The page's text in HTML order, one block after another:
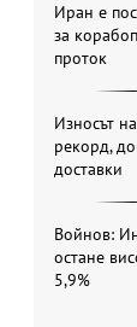
Иран е
за
проток
Износът
рекорд,
доставки
Войнов:
остане
5,9%